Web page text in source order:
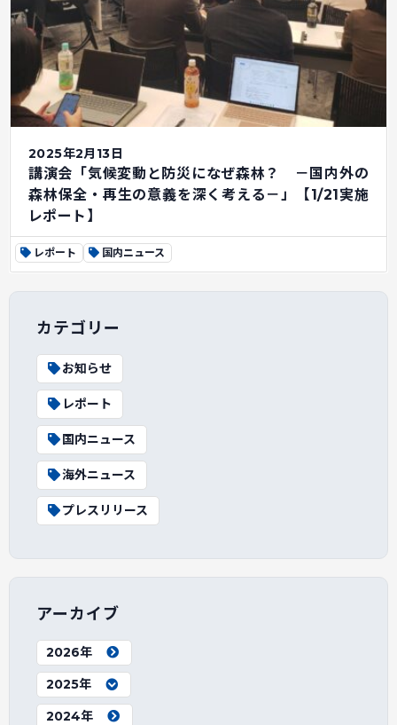
2025年2月13日
講演会「気候変動と防災になぜ森林？ －国内外の
森林保全・再生の意義を深く考える－」【1/21実施
レポート】
レポート 国内ニュース
カテゴリー
お知らせ
レポート
国内ニュース
海外ニュース
プレスリリース
アーカイブ
2026年
2025年
2024年